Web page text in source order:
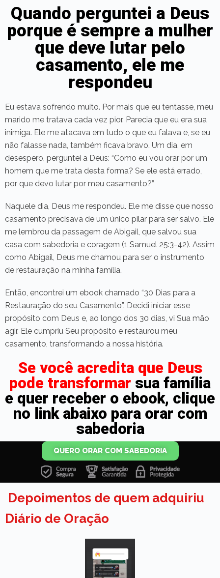
Quando perguntei a Deus
porque é sempre a mulher
que deve lutar pelo
casamento, ele me
respondeu
Eu estava sofrendo muito. Por mais que eu tentasse, meu
marido me tratava cada vez pior. Parecia que eu era sua
inimiga. Ele me atacava em tudo o que eu falava e, se eu
não falasse nada, também ficava bravo. Um dia, em
desespero, perguntei a Deus: “Como eu vou orar por um
homem que me trata desta forma? Se ele está errado,
por que devo lutar por meu casamento?”
Naquele dia, Deus me respondeu. Ele me disse que nosso
casamento precisava de um único pilar para ser salvo. Ele
me lembrou da passagem de Abigail, que salvou sua
casa com sabedoria e coragem (1 Samuel 25:3-42). Assim
como Abigail, Deus me chamou para ser o instrumento
de restauração na minha família.
Então, encontrei um ebook chamado “30 Dias para a
Restauração do seu Casamento”. Decidi iniciar esse
propósito com Deus e, ao longo dos 30 dias, vi Sua mão
agir. Ele cumpriu Seu propósito e restaurou meu
casamento, transformando a nossa história.
Se você acredita que Deus
pode transformar sua família
e quer receber o ebook, clique
no link abaixo para orar com
sabedoria
QUERO ORAR COM SABEDORIA
Depoimentos de quem adquiriu
Diário de Oração